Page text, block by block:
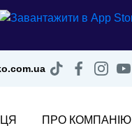
ПРО КОМПАНІЮ